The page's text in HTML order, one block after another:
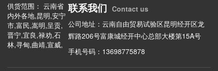
供货范围： 云南省
内外各地,昆明,安宁
市,富民,嵩明,呈贡,
晋宁,宜良,禄劝,石
林,寻甸,曲靖,宣威,
联系我们 Contact us
公司地址：云南自由贸易试验区昆明经开区龙
辉路206号富康城经开中心总部大楼第15A号
手机号码：13698775878